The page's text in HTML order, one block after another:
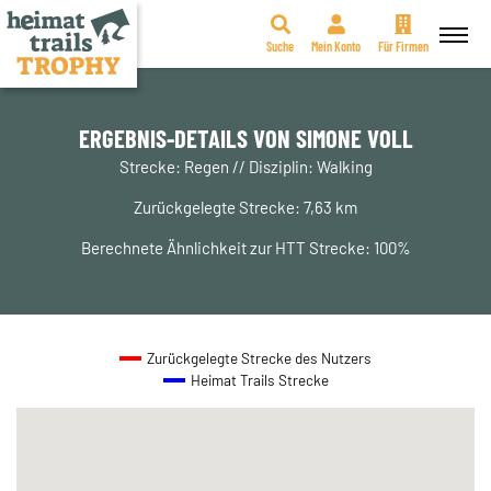
Zum
Suche Mein Konto Für Firmen
ERGEBNIS-DETAILS VON SIMONE VOLL
Strecke: Regen // Disziplin: Walking
Zurückgelegte Strecke: 7,63 km
Berechnete Ähnlichkeit zur HTT Strecke: 100%
Zurückgelegte Strecke des Nutzers
Heimat Trails Strecke